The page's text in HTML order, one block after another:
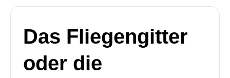
Das Fliegengitter
oder die